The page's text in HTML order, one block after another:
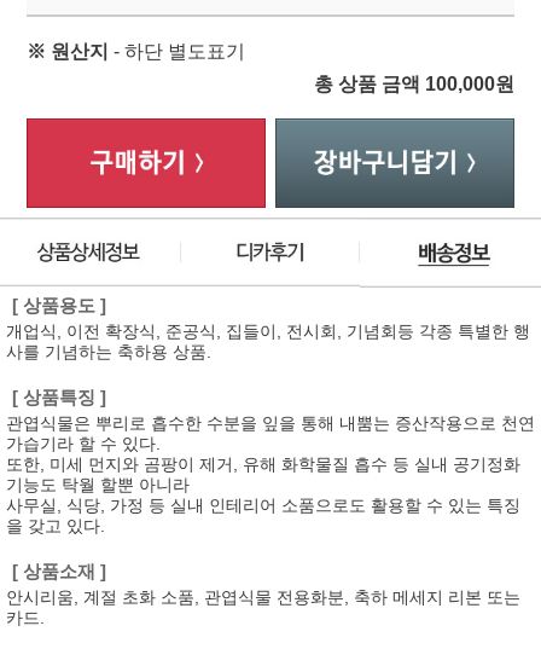
※ 원산지 - 하단 별도표기
총 상품 금액 100,000원
[ 상품용도 ]
개업식, 이전 확장식, 준공식, 집들이, 전시회, 기념회등 각종 특별한 행
사를 기념하는 축하용 상품.
[ 상품특징 ]
관엽식물은 뿌리로 흡수한 수분을 잎을 통해 내뿜는 증산작용으로 천연
가습기라 할 수 있다.
또한, 미세 먼지와 곰팡이 제거, 유해 화학물질 흡수 등 실내 공기정화
기능도 탁월 할뿐 아니라
사무실, 식당, 가정 등 실내 인테리어 소품으로도 활용할 수 있는 특징
을 갖고 있다.
[ 상품소재 ]
안시리움, 계절 초화 소품, 관엽식물 전용화분, 축하 메세지 리본 또는
카드.